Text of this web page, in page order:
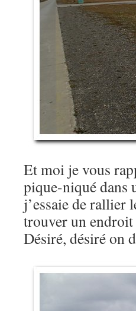
Et moi je vous
pique-niqué dans
j’essaie de rallier
trouver un
Désiré, désiré on